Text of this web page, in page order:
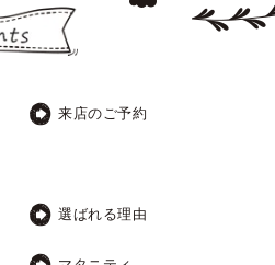
来店のご予約
選ばれる理由